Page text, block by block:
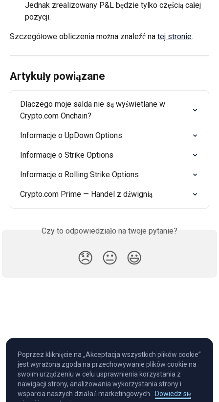
Jednak zrealizowany P&L będzie tylko częścią całej
pozycji.
Szczegółowe obliczenia można znaleźć na tej stronie.
Artykuły powiązane
Dlaczego moje salda nie są wyświetlane w
Crypto.com Onchain?
Informacje o UpDown Options
Informacje o Strike Options
Informacje o Rolling Strike Options
Crypto.com Prime — Handel z dźwignią
Czy to odpowiedziało na twoje pytanie?
😞 😐 😃
Poprzez kliknięcie na „Akceptacja wszystkich plików cookie”
jest wyrażona zgoda na przechowywanie plików cookie na
swoim urządzeniu w celu usprawnienia korzystania z
nawigacji strony, analizowania wykorzystania strony i
wsparcia naszych działań marketingowych.
Dowiedz się